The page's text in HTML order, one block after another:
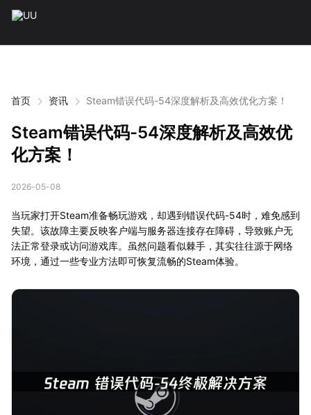
首页 资讯 Steam错误代码-54深度解析及高效优化方案！
Steam错误代码-54深度解析及高效优
化方案！
2026-05-08
当玩家打开Steam准备畅玩游戏，却遇到错误代码-54时，难免感到
失望。该故障主要反映客户端与服务器连接存在障碍，导致账户无
法正常登录或访问游戏库。虽然问题看似棘手，其实往往源于网络
环境，通过一些专业方法即可恢复流畅的Steam体验。